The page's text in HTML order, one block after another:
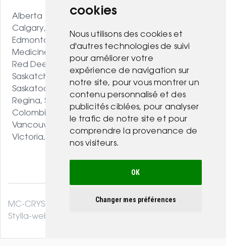
cookies
Nous utilisons des cookies et
d'autres technologies de suivi
pour améliorer votre
expérience de navigation sur
notre site, pour vous montrer un
contenu personnalisé et des
publicités ciblées, pour analyser
le trafic de notre site et pour
comprendre la provenance de
nos visiteurs.
OK
Changer mes préférences
Alberta
Calgary, AB
Edmonton, AB
Medicine Hat, AB
Red Deer, AB
Saskatchewan
Saskatoon, SK
Regina, SK
Colombie-Britannique
Vancouver, BC
Victoria, BC
MC-CRYSTAL© 2026. Tous droits réservés .
Stylla-web.com